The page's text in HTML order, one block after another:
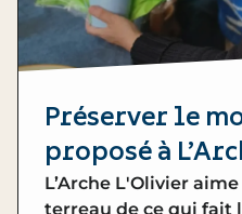
Préserver le
proposé à
L’Arche L'Olivier
terreau de ce qui fait